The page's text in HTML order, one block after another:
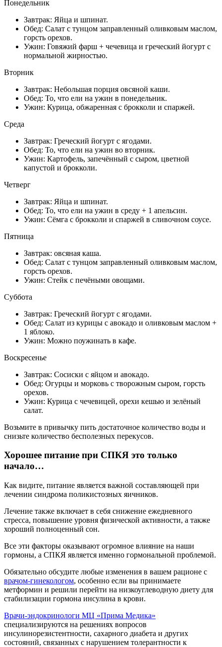
Понедельник
Завтрак: Яйца и шпинат.
Обед: Салат с тунцом заправленный оливковым маслом,
горсть орехов.
Ужин: Говяжий фарш + чечевица и греческий йогурт с
нормальной жирностью.
Вторник
Завтрак: Небольшая порция овсяной каши.
Обед: То, что ели на ужин в понедельник.
Ужин: Курица, обжаренная с брокколи и спаржей.
Среда
Завтрак: Греческий йогурт с ягодами.
Обед: То, что ели на ужин во вторник.
Ужин: Картофель, запечённый с сыром, цветной
капустой и брокколи.
Четверг
Завтрак: Яйца и шпинат.
Обед: То, что ели на ужин в среду + 1 апельсин.
Ужин: Сёмга с брокколи и спаржей в сливочном соусе.
Пятница
Завтрак: овсяная каша.
Обед: Салат с тунцом заправленный оливковым маслом,
горсть орехов.
Ужин: Стейк с печёными овощами.
Суббота
Завтрак: Греческий йогурт с ягодами.
Обед: Салат из курицы с авокадо и оливковым маслом +
1 яблоко.
Ужин: Можно поужинать в кафе.
Воскресенье
Завтрак: Сосиски с яйцом и авокадо.
Обед: Огурцы и морковь с творожным сыром, горсть
орехов.
Ужин: Курица с чечевицей, орехи кешью и зелёный
салат.
Возьмите в привычку пить достаточное количество воды и
снизьте количество бесполезных перекусов.
Хорошее питание при СПКЯ это только
начало…
Как видите, питание является важной составляющей при
лечении синдрома поликистозных яичников.
Лечение также включает в себя снижение ежедневного
стресса, повышение уровня физической активности, а также
хороший полноценный сон.
Все эти факторы оказывают огромное влияние на наши
гормоны, а СПКЯ является именно гормональной проблемой.
Обязательно обсудите любые изменения в вашем рационе с
врачом-гинекологом, особенно если вы принимаете
метформин и решили перейти на низкоуглеводную диету для
стабилизации гормона инсулина в крови.
Врачи-эндокринологи МЦ «Прима Медика»
специализируются на решениях вопросов
инсулинорезистентности, сахарного диабета и других
состояний, связанных с нарушением толерантности к